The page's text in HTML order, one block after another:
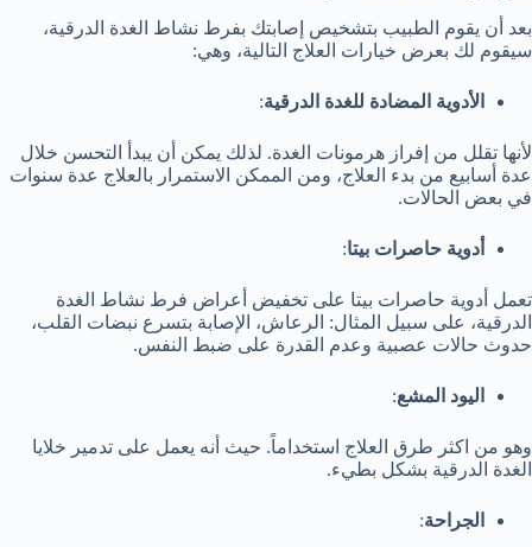
بعد أن يقوم الطبيب بتشخيص إصابتك بفرط نشاط الغدة الدرقية،
سيقوم لك بعرض خيارات العلاج التالية، وهي:
الأدوية المضادة للغدة الدرقية:
لأنها تقلل من إفراز هرمونات الغدة. لذلك يمكن أن يبدأ التحسن خلال
عدة أسابيع من بدء العلاج، ومن الممكن الاستمرار بالعلاج عدة سنوات
في بعض الحالات.
أدوية حاصرات بيتا:
تعمل أدوية حاصرات بيتا على تخفيض أعراض فرط نشاط الغدة
الدرقية، على سبيل المثال: الرعاش، الإصابة بتسرع نبضات القلب،
حدوث حالات عصبية وعدم القدرة على ضبط النفس.
اليود المشع:
وهو من اكثر طرق العلاج استخداماً. حيث أنه يعمل على تدمير خلايا
الغدة الدرقية بشكل بطيء.
الجراحة: